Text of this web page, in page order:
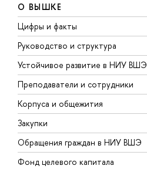
О ВЫШКЕ
Цифры и факты
Руководство и структура
Устойчивое развитие в НИУ ВШЭ
Преподаватели и сотрудники
Корпуса и общежития
Закупки
Обращения граждан в НИУ ВШЭ
Фонд целевого капитала